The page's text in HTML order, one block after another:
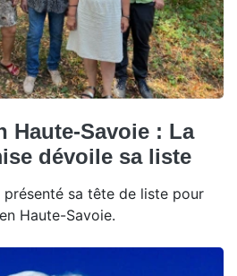
Haute-Savoie : La
dévoile sa liste
présenté sa tête de liste pour
Haute-Savoie.